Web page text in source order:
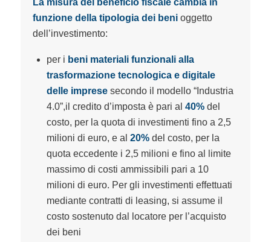
La misura del beneficio fiscale cambia in
funzione della tipologia dei benioggetto
dell’investimento:
per i beni materiali funzionali alla
trasformazione tecnologica e digitale
delle impresesecondo il modello “Industria
4.0”,il credito d’imposta è pari al 40%del
costo, per la quota di investimenti fino a 2,5
milioni di euro, e al 20%del costo, per la
quota eccedente i 2,5 milioni e fino al limite
massimo di costi ammissibili pari a 10
milioni di euro. Per gli investimenti effettuati
mediante contratti di leasing, si assume il
costo sostenuto dal locatore per l’acquisto
dei beni